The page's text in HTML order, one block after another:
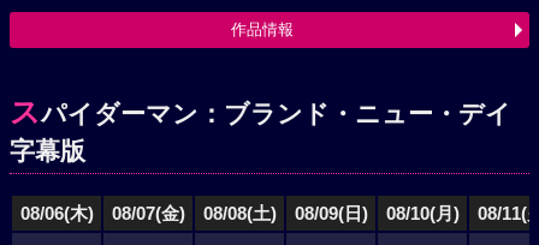
作品情報
スパイダーマン：ブランド・ニュー・デイ
字幕版
08/06(木) 08/07(金) 08/08(土) 08/09(日) 08/10(月) 08/11(